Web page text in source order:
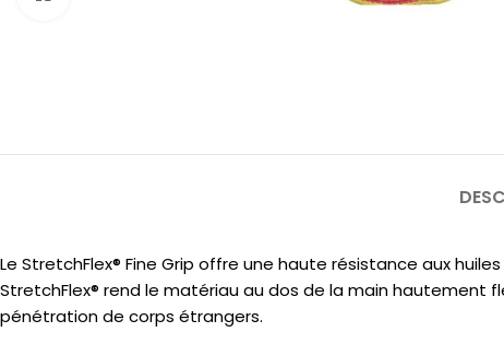
Le StretchFlex® Fine Grip offre une haute résistance aux
StretchFlex® rend le matériau au dos de la main
pénétration de corps étrangers.